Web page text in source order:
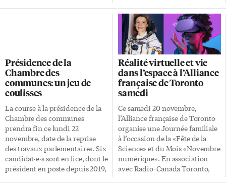
Maple Leafs ont pris les devants
dans la partie pour ne plus
jamais regarder en arrière.
Morgan Rielly a inscrit les 2
buts des Leafs alors que Jack
Campbell a été un […]
le 66e anniversaire de
l’indépendance, et les 45 ans de
la «marche verte» qui a annexé
le Sahara occidental au Maroc.
Le drapeau du Maroc a aussi été
hissé au mat de l’esplanade de
l’Hôtel de Ville de Toronto. Ces
événements font partie du Mois
de l’Héritage marocain,
proclamé par le maire John
Tory pour la deuxième année
consécutive. Des activités sont
organisées par l’Association […]
Présidence de la
Chambre des
communes: un jeu de
coulisses
La course à la présidence de la
Chambre des communes
prendra fin ce lundi 22
novembre, date de la reprise
des travaux parlementaires. Six
candidat·e·s sont en lice, dont le
président en poste depuis 2019,
Réalité virtuelle et vie
dans l’espace à l’Alliance
française de Toronto
samedi
Ce samedi 20 novembre,
l’Alliance française de Toronto
organise une Journée familiale
à l’occasion de la «Fête de la
Science» et du Mois «Novembre
numérique». En association
avec Radio-Canada Toronto,